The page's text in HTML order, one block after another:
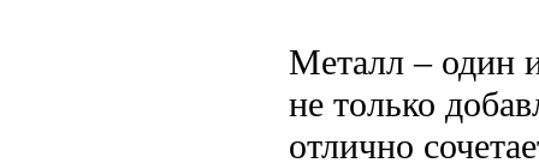
Металл – один
не только
отлично